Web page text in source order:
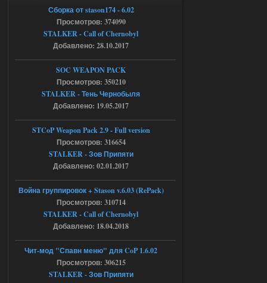
как изменить макс сумму
ставки в файлах чтобы
ставить больше 1 к
Ответить ➤
Тайна Зоны - Remaster 2026
Stalker-Mods-Clan-su
Ответить ➤
Тайна Зоны - Remaster 2026
патч я установил после
установки мода, да, ладно,
наверное вы правы придется ожидать
Ответить ➤
05.08.2026
Тайна Зоны - Remaster 2026
Сборка от stason174 - 6.02
Просмотров: 374090
STALKER - Call of Chernobyl
Добавлено: 28.10.2017
SOC WEAPON PACK
Просмотров: 350210
STALKER - Тень Чернобыля
Добавлено: 19.05.2017
STCoP Weapon Pack 2.9 - Full version
Просмотров: 316654
STALKER - Зов Припяти
Добавлено: 02.01.2017
Война группировок + Stason v.6.03 (RePack)
Просмотров: 310714
STALKER - Call of Chernobyl
Добавлено: 18.04.2018
Чит-мод "Спавн меню" для CoP 1.6.02
Просмотров: 306215
STALKER - Зов Припяти